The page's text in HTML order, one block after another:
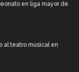
en liga mayor de
al teatro musical en